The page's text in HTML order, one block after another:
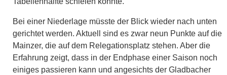
Bei einer Niederlage müsste der Blick wieder nach unten
gerichtet werden. Aktuell sind es zwar neun Punkte auf die
Mainzer, die auf dem Relegationsplatz stehen. Aber die
Erfahrung zeigt, dass in der Endphase einer Saison noch
einiges passieren kann und angesichts der Gladbacher